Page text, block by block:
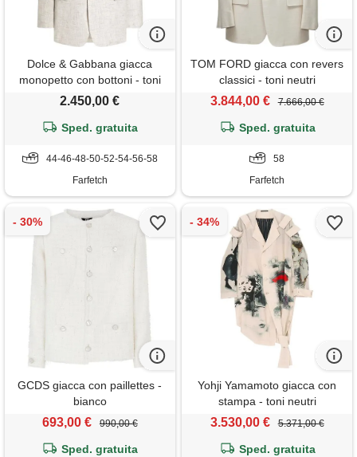
Dolce & Gabbana giacca
monopetto con bottoni - toni
neutri
2.450,00 €
Sped. gratuita
44-46-48-50-52-54-56-58
Farfetch
TOM FORD giacca con revers
classici - toni neutri
3.844,00 € 7.666,00 €
Sped. gratuita
58
Farfetch
GCDS giacca con paillettes -
bianco
693,00 € 990,00 €
Sped. gratuita
Yohji Yamamoto giacca con
stampa - toni neutri
3.530,00 € 5.371,00 €
Sped. gratuita